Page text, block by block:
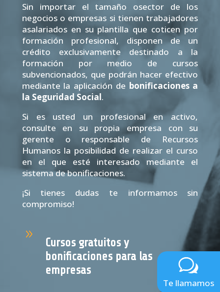
Sin importar el tamaño osector de los
negocios o empresas si tienen trabajadores
asalariados en su plantilla que coticen por
formación profesional, disponen de un
crédito exclusivamente destinado a la
formación por medio de cursos
subvencionados, que podrán hacer efectivo
mediante la aplicación de bonificaciones a
la Seguridad Social.
Si es usted un profesional en activo,
consulte en su propia empresa con su
gerente o responsable de Recursos
Humanos la posibilidad de realizar el curso
en el que esté interesado mediante el
sistema de bonificaciones.
¡Si tienes dudas te informamos sin
compromiso!
9
Cursos gratuitos y
bonificaciones para las
empresas
Te llamamos